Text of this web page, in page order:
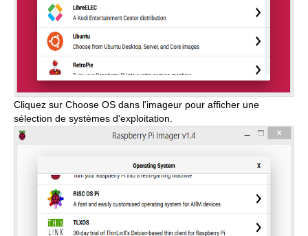
Cliquez sur Choose OS dans l'imageur pour afficher une
sélection de systèmes d'exploitation.